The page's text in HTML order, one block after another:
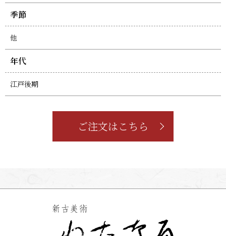
季節
他
年代
江戸後期
ご注文はこちら